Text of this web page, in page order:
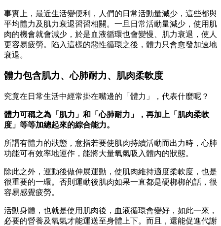
事實上，最近生活變便利，人們的日常活動量減少，這些都與
平均體力及肌力衰退習習相關。一旦日常活動量減少，使用肌
肉的機會就會減少，於是血液循環也會變慢、肌力衰退，使人
更容易疲勞。陷入這樣的惡性循環之後，體力只會愈發加速地
衰退。
體力包含肌力、心肺耐力、肌肉柔軟度
究竟在日常生活中經常掛在嘴邊的「體力」，代表什麼呢？
體力可稱之為「肌力」和「心肺耐力」，再加上「肌肉柔軟
度」等等加總起來的綜合能力。
所謂有體力的狀態，意指若要使肌肉持續活動而出力時，心肺
功能可有效率地運作，能將大量氧氣吸入體內的狀態。
除此之外，運動後做伸展運動，使肌肉維持適度柔軟度，也是
很重要的一環。否則運動後肌肉如果一直都是硬梆梆的話，很
容易感覺疲勞。
活動身體，也就是使用肌肉後，血液循環會變好，如此一來，
必要的營養及氧氣才能運送至身體上下。而且，還能促進代謝